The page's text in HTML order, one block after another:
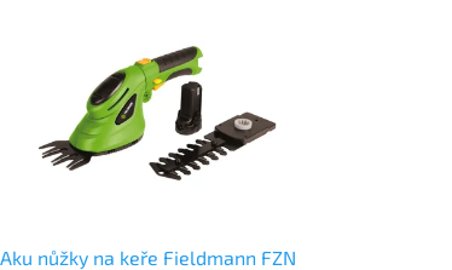
Aku nůžky na keře Fieldmann FZN